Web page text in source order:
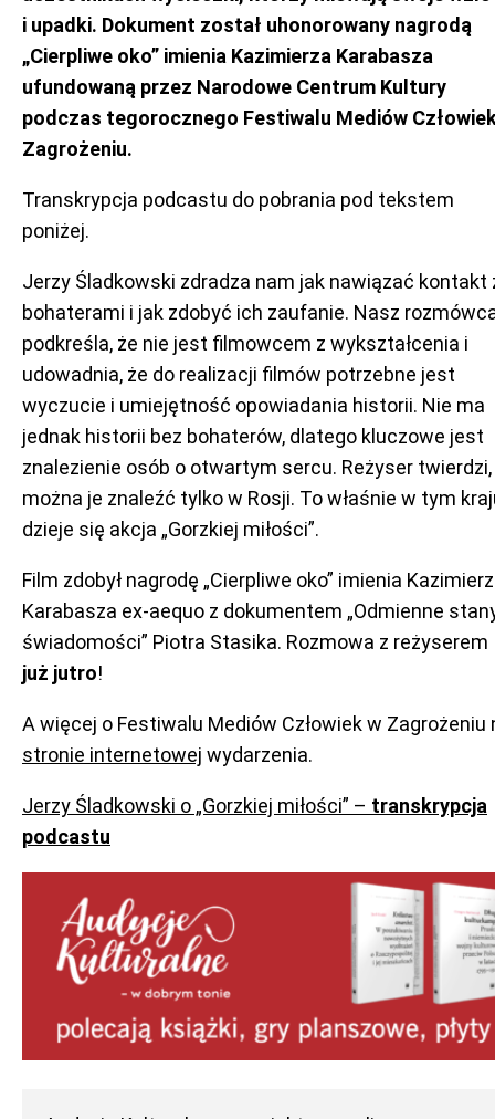
i upadki. Dokument został uhonorowany nagrodą
„Cierpliwe oko” imienia Kazimierza Karabasza
ufundowaną przez Narodowe Centrum Kultury
podczas tegorocznego Festiwalu Mediów
Zagrożeniu.
Transkrypcja podcastu do pobrania pod tekstem
poniżej.
Jerzy Śladkowski zdradza nam jak nawiązać kontakt
bohaterami i jak zdobyć ich zaufanie. Nasz
podkreśla, że nie jest filmowcem z wykształcenia i
udowadnia, że do realizacji filmów potrzebne jest
wyczucie i umiejętność opowiadania historii. Nie ma
jednak historii bez bohaterów, dlatego kluczowe jest
znalezienie osób o otwartym sercu. Reżyser twierdzi,
można je znaleźć tylko w Rosji. To właśnie w tym
dzieje się akcja „Gorzkiej miłości”.
Film zdobył nagrodę „Cierpliwe oko” imienia
Karabasza ex-aequo z dokumentem „Odmienne
świadomości” Piotra Stasika. Rozmowa z reżyserem
już jutro!
A więcej o Festiwalu Mediów Człowiek w Zagrożeniu
stronie internetowej wydarzenia.
Jerzy Śladkowski o „Gorzkiej miłości” – transkrypcja
podcastu